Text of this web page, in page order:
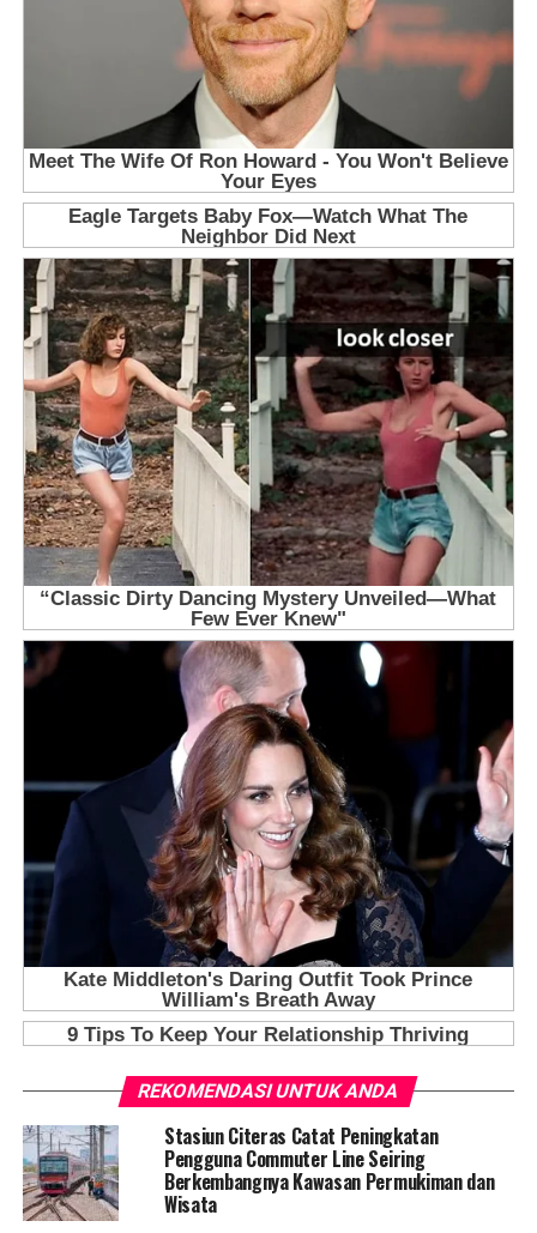
REKOMENDASI UNTUK ANDA
Stasiun Citeras Catat Peningkatan
Pengguna Commuter Line Seiring
Berkembangnya Kawasan Permukiman dan
Wisata